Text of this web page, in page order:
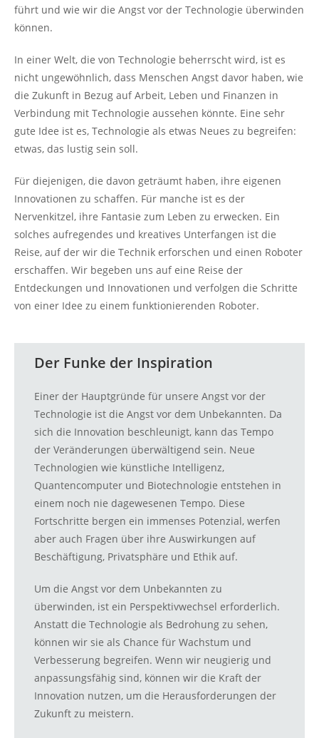
führt und wie wir die Angst vor der Technologie überwinden
können.
In einer Welt, die von Technologie beherrscht wird, ist es
nicht ungewöhnlich, dass Menschen Angst davor haben, wie
die Zukunft in Bezug auf Arbeit, Leben und Finanzen in
Verbindung mit Technologie aussehen könnte. Eine sehr
gute Idee ist es, Technologie als etwas Neues zu begreifen:
etwas, das lustig sein soll.
Für diejenigen, die davon geträumt haben, ihre eigenen
Innovationen zu schaffen. Für manche ist es der
Nervenkitzel, ihre Fantasie zum Leben zu erwecken. Ein
solches aufregendes und kreatives Unterfangen ist die
Reise, auf der wir die Technik erforschen und einen Roboter
erschaffen. Wir begeben uns auf eine Reise der
Entdeckungen und Innovationen und verfolgen die Schritte
von einer Idee zu einem funktionierenden Roboter.
Der Funke der Inspiration
Einer der Hauptgründe für unsere Angst vor der
Technologie ist die Angst vor dem Unbekannten. Da
sich die Innovation beschleunigt, kann das Tempo
der Veränderungen überwältigend sein. Neue
Technologien wie künstliche Intelligenz,
Quantencomputer und Biotechnologie entstehen in
einem noch nie dagewesenen Tempo. Diese
Fortschritte bergen ein immenses Potenzial, werfen
aber auch Fragen über ihre Auswirkungen auf
Beschäftigung, Privatsphäre und Ethik auf.
Um die Angst vor dem Unbekannten zu
überwinden, ist ein Perspektivwechsel erforderlich.
Anstatt die Technologie als Bedrohung zu sehen,
können wir sie als Chance für Wachstum und
Verbesserung begreifen. Wenn wir neugierig und
anpassungsfähig sind, können wir die Kraft der
Innovation nutzen, um die Herausforderungen der
Zukunft zu meistern.